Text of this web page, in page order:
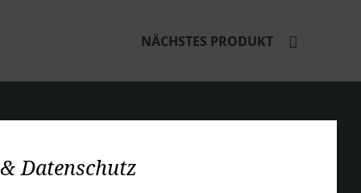
NÄCHSTES PRODUKT
Datenschutz